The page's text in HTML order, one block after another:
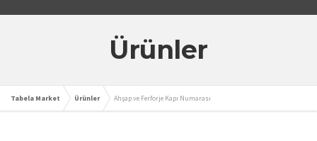
Ürünler
Tabela Market Ürünler Ahşap ve Ferforje Kapı Numarası